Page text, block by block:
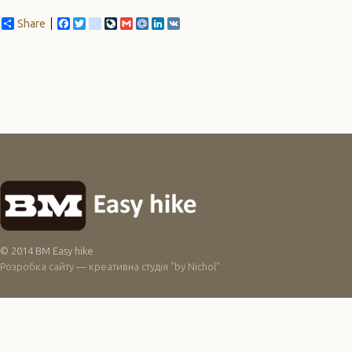
Share Facebook
Twitterblogger_post
LiveJournal
GmailMail.RuLinkedIn
© 2014 BM Easy hike
Розробка сайту — креативна студія "by Nichol"